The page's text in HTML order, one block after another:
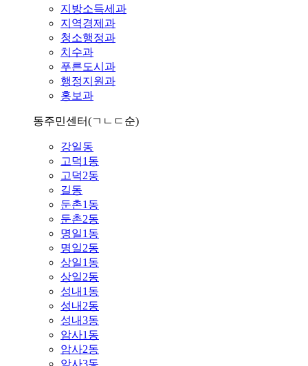
지방소득세과
지역경제과
청소행정과
치수과
푸른도시과
행정지원과
홍보과
동주민센터(ㄱㄴㄷ순)
강일동
고덕1동
고덕2동
길동
둔촌1동
둔촌2동
명일1동
명일2동
상일1동
상일2동
성내1동
성내2동
성내3동
암사1동
암사2동
암사3동